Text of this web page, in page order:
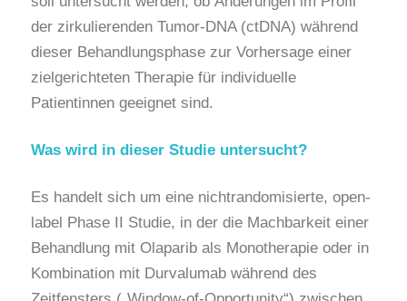
der zirkulierenden Tumor-DNA (ctDNA) während
dieser Behandlungsphase zur Vorhersage einer
zielgerichteten Therapie für individuelle
Patientinnen geeignet sind.
Was wird in dieser Studie untersucht?
Es handelt sich um eine nichtrandomisierte, open-
label Phase II Studie, in der die Machbarkeit einer
Behandlung mit Olaparib als Monotherapie oder in
Kombination mit Durvalumab während des